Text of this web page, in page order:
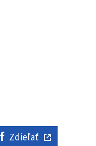
Zdieľať